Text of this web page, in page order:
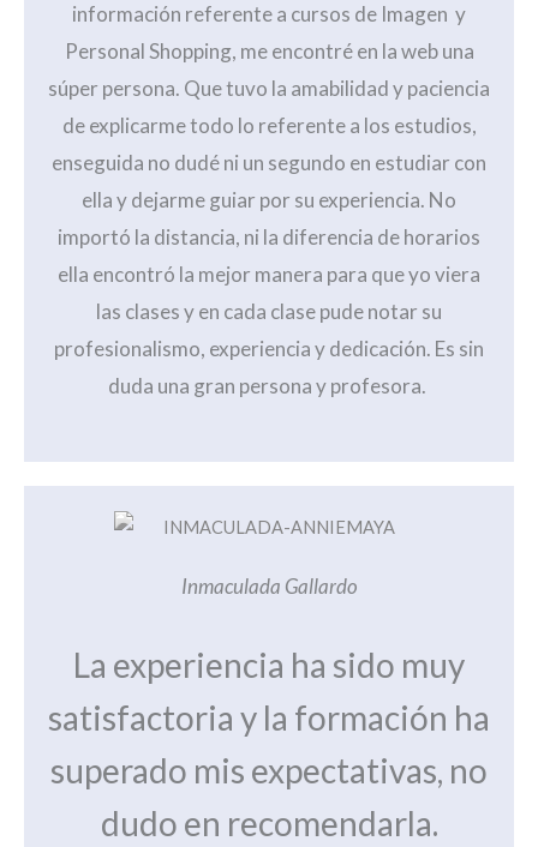
información referente a cursos de Imagen y
Personal Shopping, me encontré en la web una
súper persona. Que tuvo la amabilidad y paciencia
de explicarme todo lo referente a los estudios,
enseguida no dudé ni un segundo en estudiar con
ella y dejarme guiar por su experiencia. No
importó la distancia, ni la diferencia de horarios
ella encontró la mejor manera para que yo viera
las clases y en cada clase pude notar su
profesionalismo, experiencia y dedicación. Es sin
duda una gran persona y profesora.
Inmaculada Gallardo
La experiencia ha sido muy
satisfactoria y la formación ha
superado mis expectativas, no
dudo en recomendarla.